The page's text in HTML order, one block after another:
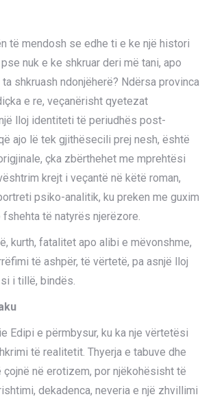
të mendosh se edhe ti e ke një histori
nuk e ke shkruar deri më tani, apo
shkruash ndonjëherë? Ndërsa provinca
e re, veçanërisht qyetezat
lloj identiteti të periudhës post-
ajo lë tek gjithësecili prej nesh, është
çka zbërthehet me mprehtësi
krejt i veçantë në këtë roman,
psiko-analitik, ku preken me guxim
të natyrës njerëzore.
kurth, fatalitet apo alibi e mëvonshme,
të ashpër, të vërtetë, pa asnjë lloj
i tillë, bindës.
Edipi e përmbysur, ku ka nje vërtetësi
të realitetit. Thyerja e tabuve dhe
në erotizem, por njëkohësisht të
dekadenca, neveria e një zhvillimi